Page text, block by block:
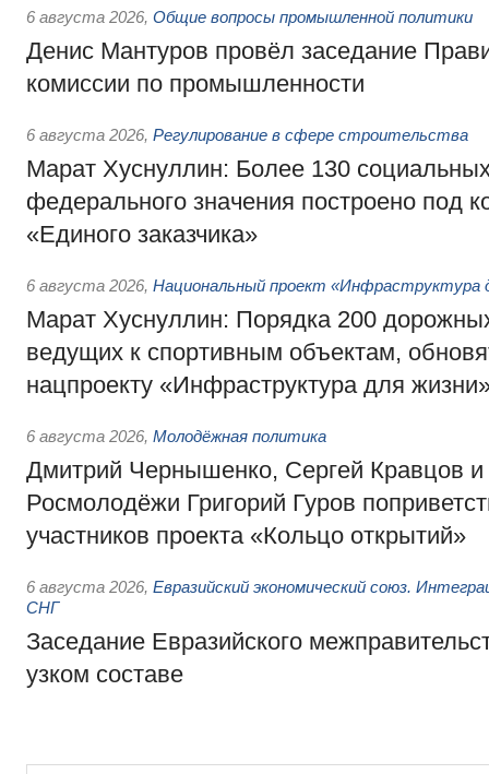
6 августа 2026, Общие вопросы промышленной политики
Денис Мантуров провёл заседание
комиссии по промышленности
6 августа 2026, Регулирование в сфере строительства
Марат Хуснуллин: Более 130
федерального значения построено под
«Единого заказчика»
6 августа 2026, Национальный проект «Инфраструктура
Марат Хуснуллин: Порядка 200
ведущих к спортивным объектам,
нацпроекту «Инфраструктура для
6 августа 2026, Молодёжная политика
Дмитрий Чернышенко, Сергей Кравцов и
Росмолодёжи Григорий Гуров
участников проекта «Кольцо открытий»
6 августа 2026, Евразийский экономический союз.
СНГ
Заседание Евразийского
узком составе